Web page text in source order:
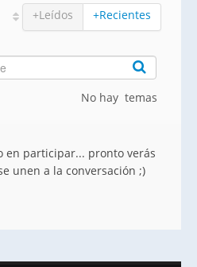
+Leídos +Recientes
No hay temas
en participar... pronto verás
unen a la conversación ;)